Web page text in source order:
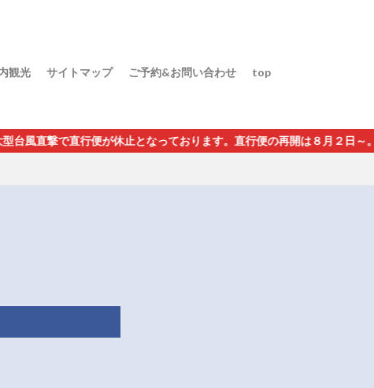
観光 サイトマップ ご予約&お問い合わせ top
直撃で直行便が休止となっております。直行便の再開は８月２日～。グ